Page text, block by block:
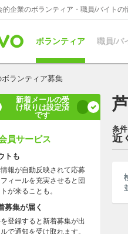
的企業のボランティア・職員/バイトの
ボランティア 職員/バ
ランティア募集
条
近
新着メールの受
け取りは設定済
です
員サービス
トも
報が自動反映されて応募
ィールを充実させると団
が来ることも。
募集が届く
登録すると新着募集が出
で通知を受け取れます。